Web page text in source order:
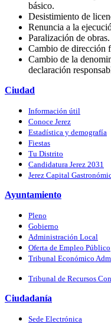
básico.
Desistimiento de
Renuncia a la
Paralización de obras.
Cambio de dirección
Cambio de la
declaración
Ciudad
Información útil
Conoce Jerez
Estadística y demografía
Fiestas
Tu Distrito
Candidatura Jerez 2031
Jerez Capital
Ayuntamiento
Pleno
Gobierno
Administración Local
Oferta de Empleo Público
Tribunal Económico
Tribunal de Recursos
Ciudadanía
Sede Electrónica